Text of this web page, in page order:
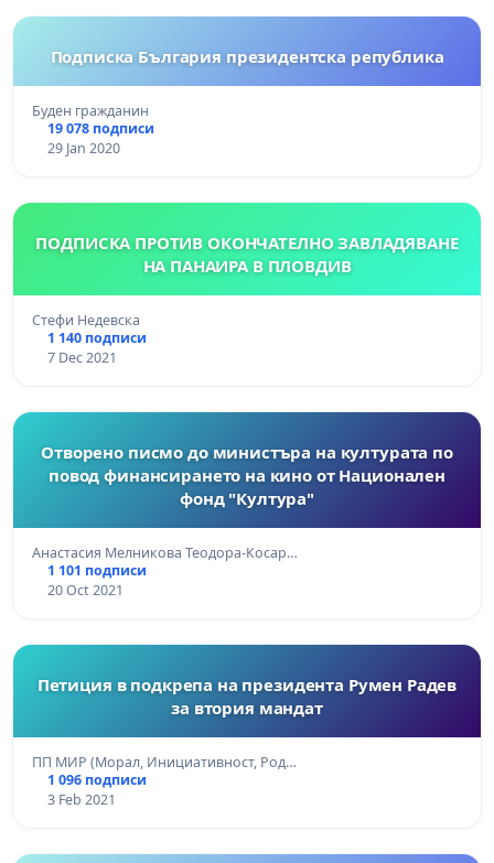
Подписка България президентска република
Буден гражданин
19 078 подписи
29 Jan 2020
ПОДПИСКА ПРОТИВ ОКОНЧАТЕЛНО ЗАВЛАДЯВАНЕ
НА ПАНАИРА В ПЛОВДИВ
Стефи Недевска
1 140 подписи
7 Dec 2021
Отворено писмо до министъра на културата по
повод финансирането на кино от Национален
фонд "Култура"
Анастасия Мелникова Теодора-Косар…
1 101 подписи
20 Oct 2021
Петиция в подкрепа на президента Румен Радев
за втория мандат
ПП МИР (Морал, Инициативност, Род…
1 096 подписи
3 Feb 2021